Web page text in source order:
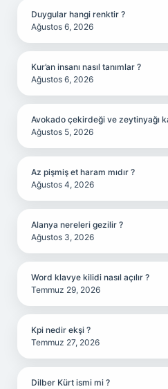
Duygular hangi renktir ?
Ağustos 6, 2026
Kur’an insanı nasıl tanımlar ?
Ağustos 6, 2026
Avokado çekirdeği ve zeytinyağı
Ağustos 5, 2026
Az pişmiş et haram mıdır ?
Ağustos 4, 2026
Alanya nereleri gezilir ?
Ağustos 3, 2026
Word klavye kilidi nasıl açılır ?
Temmuz 29, 2026
Kpi nedir ekşi ?
Temmuz 27, 2026
Dilber Kürt ismi mi ?